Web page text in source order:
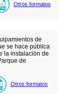
Otros formatos
de
se hace pública
la instalación de
de
Otros formatos